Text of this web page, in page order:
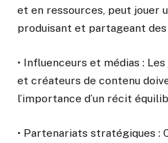
et en ressources, peut jouer
produisant et partageant
• Influenceurs et médias :
et créateurs de contenu
l’importance d’un récit
• Partenariats stratégiques :